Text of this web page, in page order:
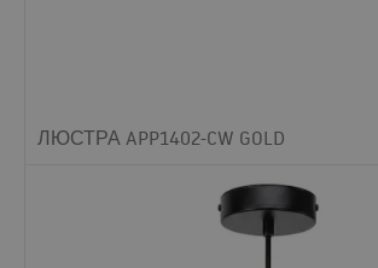
ЛЮСТРА APP1402-CW GOLD